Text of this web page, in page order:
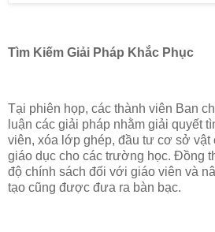
Tìm Kiếm Giải Pháp Khắc Phục
Tại phiên họp, các thành viên Ban
luận các giải pháp nhằm giải quyết
viên, xóa lớp ghép, đầu tư cơ sở vật
giáo dục cho các trường học. Đồng
độ chính sách đối với giáo viên và
tạo cũng được đưa ra bàn bạc.